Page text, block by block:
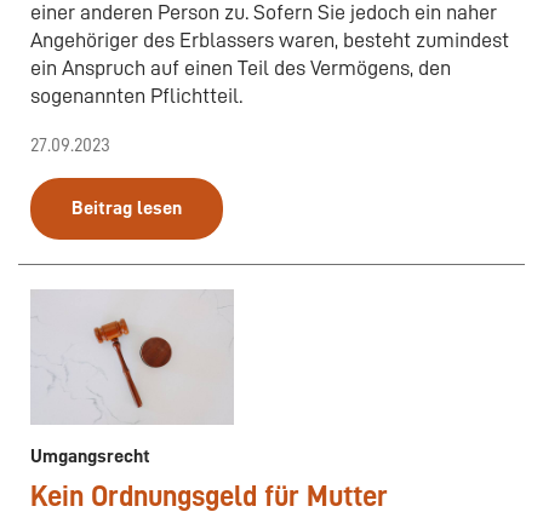
einer anderen Person zu. Sofern Sie jedoch ein naher
Angehöriger des Erblassers waren, besteht zumindest
ein Anspruch auf einen Teil des Vermögens, den
sogenannten Pflichtteil.
27.09.2023
Beitrag lesen
Umgangsrecht
Kein Ordnungsgeld für Mutter